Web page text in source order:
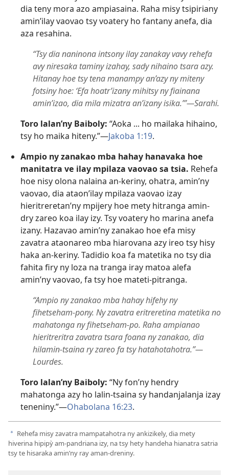
dia teny mora azo ampiasaina. Raha misy tsipiriany
amin’ilay vaovao tsy voatery ho fantany anefa, dia
aza resahina.
“Tsy dia naninona intsony ilay zanakay vavy rehefa
avy niresaka taminy izahay, sady nihaino tsara azy.
Hitanay hoe tsy tena manampy an’azy ny miteny
fotsiny hoe: ‘Efa hoatr’izany mihitsy ny fiainana
amin’izao, dia mila mizatra an’izany isika.’”—Sarahi.
Toro lalan’ny Baiboly: “Aoka ... ho mailaka hihaino,
tsy ho maika hiteny.”—Jakoba 1:19.
Ampio ny zanakao mba hahay hanavaka hoe
manitatra ve ilay mpilaza vaovao sa tsia. Rehefa
hoe nisy olona nalaina an-keriny, ohatra, amin’ny
vaovao, dia ataon’ilay mpilaza vaovao izay
hieritreretan’ny mpijery hoe mety hitranga amin-
dry zareo koa ilay izy. Tsy voatery ho marina anefa
izany. Hazavao amin’ny zanakao hoe efa misy
zavatra ataonareo mba hiarovana azy ireo tsy hisy
haka an-keriny. Tadidio koa fa matetika no tsy dia
fahita firy ny loza na tranga iray matoa alefa
amin’ny vaovao, fa tsy hoe mateti-pitranga.
“Ampio ny zanakao mba hahay hifehy ny
fihetseham-pony. Ny zavatra eritreretina matetika no
mahatonga ny fihetseham-po. Raha ampianao
hieritreritra zavatra tsara foana ny zanakao, dia
hilamin-tsaina ry zareo fa tsy hatahotahotra.”—
Lourdes.
Toro lalan’ny Baiboly: “Ny fon’ny hendry
mahatonga azy ho lalin-tsaina sy handanjalanja izay
teneniny.”—Ohabolana 16:23.
a Rehefa misy zavatra mampatahotra ny ankizikely, dia mety
hiverina hipipỳ am-pandriana izy, na tsy hety handeha hianatra satria
tsy te hisaraka amin’ny ray aman-dreniny.